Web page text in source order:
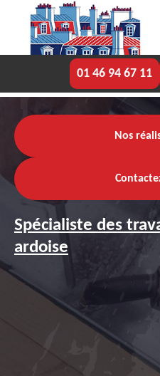
01 46 94 67 11
Nos
Spécialiste des
ardoise